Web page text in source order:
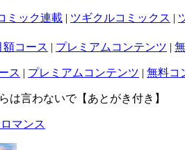
ミック連載 | ツギクルコミックス |
額コース | プレミアムコンテンツ |
ス | プレミアムコンテンツ | 無料コ
は言わないで【あとがき付き】